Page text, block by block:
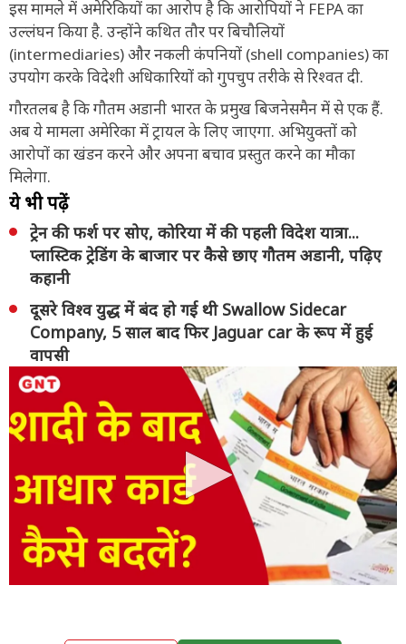
इस मामले में अमेरिकियों का आरोप है कि आरोपियों ने FEPA का
उल्लंघन किया है. उन्होंने कथित तौर पर बिचौलियों
(intermediaries) और नकली कंपनियों (shell companies) का
उपयोग करके विदेशी अधिकारियों को गुपचुप तरीके से रिश्वत दी.
गौरतलब है कि गौतम अडानी भारत के प्रमुख बिजनेसमैन में से एक हैं.
अब ये मामला अमेरिका में ट्रायल के लिए जाएगा. अभियुक्तों को
आरोपों का खंडन करने और अपना बचाव प्रस्तुत करने का मौका
मिलेगा.
ये भी पढ़ें
ट्रेन की फर्श पर सोए, कोरिया में की पहली विदेश यात्रा...
प्लास्टिक ट्रेडिंग के बाजार पर कैसे छाए गौतम अडानी, पढ़िए
कहानी
दूसरे विश्व युद्ध में बंद हो गई थी Swallow Sidecar
Company, 5 साल बाद फिर Jaguar car के रूप में हुई
वापसी